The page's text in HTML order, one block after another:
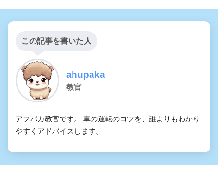
この記事を書いた人
ahupaka
教官
アフパカ教官です。 車の運転のコツを、誰よりもわかり
やすくアドバイスします。